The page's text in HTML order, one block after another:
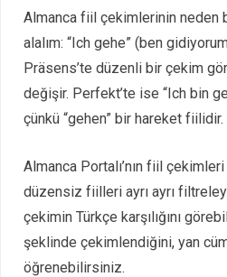
Almanca fiil çekimlerinin neden
alalım: “Ich gehe” (ben
Präsens’te düzenli bir çekim
değişir. Perfekt’te ise “Ich bin
çünkü “gehen” bir hareket
Almanca Portalı’nın fiil
düzensiz fiilleri ayrı ayrı
çekimin Türkçe karşılığını
şeklinde çekimlendiğini, yan
öğrenebilirsiniz.